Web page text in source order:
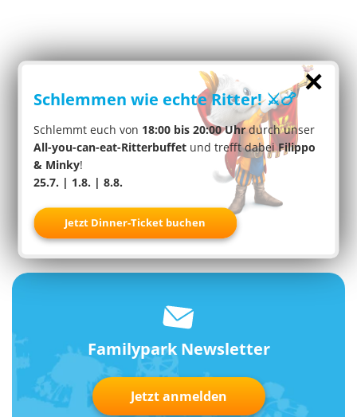
Familypark Newsletter
Jetzt anmelden
×
Schlemmen wie echte Ritter! ⚔️🍗
Schlemmt euch von 18:00 bis 20:00 Uhrdurch unser
All-you-can-eat-Ritterbuffet und trefft dabeiFilippo
& Minky!
25.7. | 1.8. | 8.8.
Jetzt Dinner-Ticket buchen